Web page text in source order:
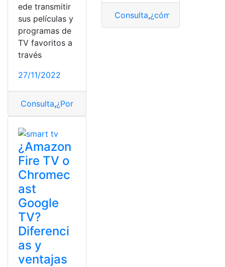
ede transmitir
sus películas y
programas de
TV favoritos a
través
27/11/2022
Consulta,¿Por qué?
Consulta,¿cómo lo hago?
¿Amazon
Fire TV o
Chromec
ast
Google
TV?
Diferenci
as y
ventajas